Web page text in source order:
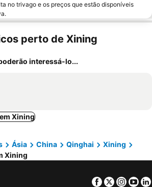
no trivago e os preços que estão disponíveis
perto de Xining
interessá-lo...
Xining
Ásia China Qinghai
Xining
Xining
Facebook
Twitter